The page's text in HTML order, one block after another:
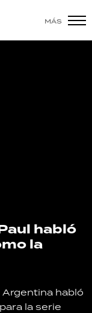
MÁS
habló
la
habló
la serie